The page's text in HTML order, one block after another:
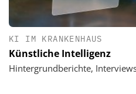
KI IM KRANKENHAUS
Künstliche Intelligenz
Hintergrundberichte,